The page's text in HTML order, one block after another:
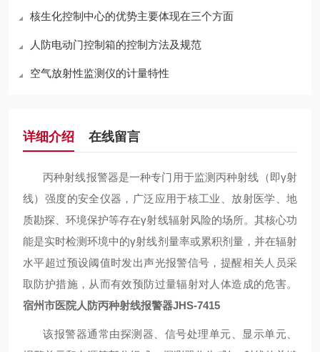
核生化控制中心的优势主要体现在三个方面
人防电动门控制箱的控制方法及规范
空气放射性监测仪的计量特性
详细介绍 在线留言
丙种射线报警器是一种专门用于监测丙种射线（即γ射
线）强度的安全仪器，广泛应用于核工业、放射医学、地
质勘探、环境保护等存在γ射线辐射风险的场所。其核心功
能是实时检测环境中的γ射线剂量率或累积剂量，并在辐射
水平超过预设阈值时发出声光报警信号，提醒相关人员采
取防护措施，从而有效预防过量辐射对人体造成的危害。
宿州市医院人防丙种射线报警器JHS-7415
该报警器通常由探测器、信号处理单元、显示单元、